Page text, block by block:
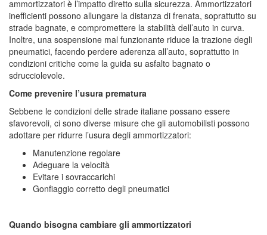
ammortizzatori è l’impatto diretto sulla sicurezza. Ammortizzatori
inefficienti possono allungare la distanza di frenata, soprattutto su
strade bagnate, e compromettere la stabilità dell’auto in curva.
Inoltre, una sospensione mal funzionante riduce la trazione degli
pneumatici, facendo perdere aderenza all’auto, soprattutto in
condizioni critiche come la guida su asfalto bagnato o
sdrucciolevole.
Come prevenire l’usura prematura
Sebbene le condizioni delle strade italiane possano essere
sfavorevoli, ci sono diverse misure che gli automobilisti possono
adottare per ridurre l’usura degli ammortizzatori:
Manutenzione regolare
Adeguare la velocità
Evitare i sovraccarichi
Gonfiaggio corretto degli pneumatici
Quando bisogna cambiare gli ammortizzatori